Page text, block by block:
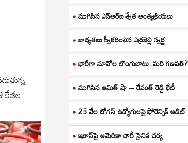
ముగిసిన ఎన్ఆర్ఐ శ్వేత అంత్యక్రియలు
బాధ్యతలు స్వీకరించిన ఎర్రబెల్లి స్వర్ణ
భారీగా మావోల లొంగుబాటు..మరి గణపతి?
ముగిసిన అమిత్ షా – రేవంత్ రెడ్డి భేటీ
25 వేల బోగస్ ఉద్యోగులపై ఫోరెన్సిక్ ఆడిట్
ఇరాన్‌పై అమెరికా భారీ సైనిక చర్య